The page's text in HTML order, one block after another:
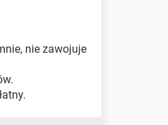
nie zawojuje